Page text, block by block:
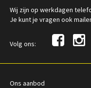
Wij zijn op werkdagen
Je kunt je vragen ook
Volg ons:
Ons aanbod